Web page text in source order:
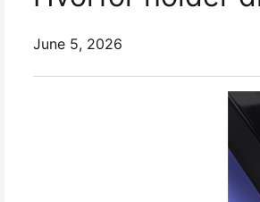
June 5, 2026